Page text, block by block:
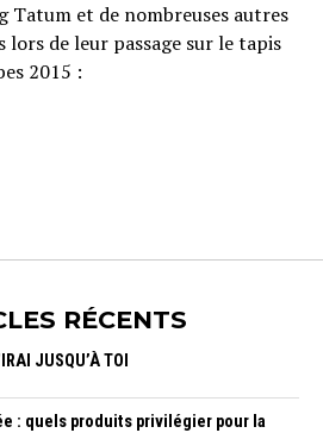
Tatum et de nombreuses autres
lors de leur passage sur le tapis
2015 :
RÉCENTS
JUSQU’À TOI
: quels produits privilégier pour la